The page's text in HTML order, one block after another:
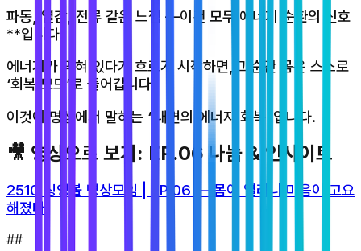
파동, 열감, 전류 같은 느낌 —이건 모두 에너지 순환의 신호
**입니다.
에너지가 막혀 있다가 흐르기 시작하면,그 순간 몸은 스스로
‘회복 모드’로 들어갑니다.
이것이 명상에서 말하는 “내면의 에너지 회복”입니다.
🎥 영상으로 보기: EP.06 나눔 & 인사이트
2510 싱잉볼 명상모임 | EP.06 — 몸이 열리니 마음이 고요
해졌다
##